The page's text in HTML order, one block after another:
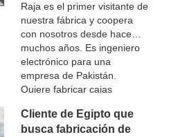
Raja es el primer visitante de
nuestra fábrica y coopera
con nosotros desde hace
muchos años. Es ingeniero
electrónico para una
empresa de Pakistán.
Quiere fabricar cajas
ayuda a construir cajas
personalizadas. cada año se
Cliente de Egipto que
busca fabricación de